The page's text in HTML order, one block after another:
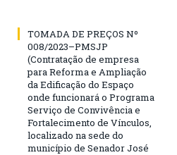
TOMADA DE PREÇOS Nº
008/2023–PMSJP
(Contratação de empresa
para Reforma e Ampliação
da Edificação do Espaço
onde funcionará o Programa
Serviço de Convivência e
Fortalecimento de Vínculos,
localizado na sede do
município de Senador José